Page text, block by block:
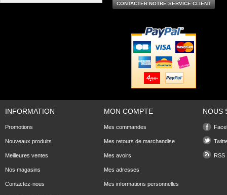
CONTACTER NOTRE SERVICE CLIENT
INFORMATION
Promotions
Nouveaux produits
Meilleures ventes
Nos magasins
Contactez-nous
MON COMPTE
Mes commandes
Mes retours de marchandise
Mes avoirs
Mes adresses
Mes informations personnelles
NOUS
RSS